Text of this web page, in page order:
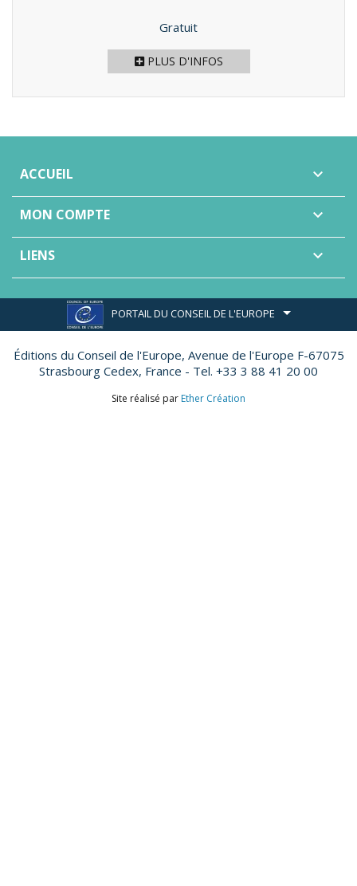
Prix
Gratuit
PLUS D'INFOS
ACCUEIL 
MON COMPTE 
LIENS 
PORTAIL DU CONSEIL DE L'EUROPE
Éditions du Conseil de l'Europe, Avenue de l'Europe F-67075
Strasbourg Cedex, France - Tel. +33 3 88 41 20 00
Site réalisé par Ether Création